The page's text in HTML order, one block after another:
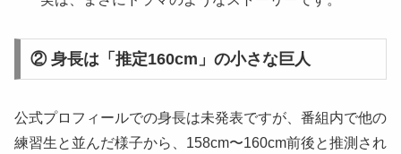
② 身長は「推定160cm」の小さな巨人
公式プロフィールでの身長は未発表ですが、番組内で他の
練習生と並んだ様子から、158cm〜160cm前後と推測され